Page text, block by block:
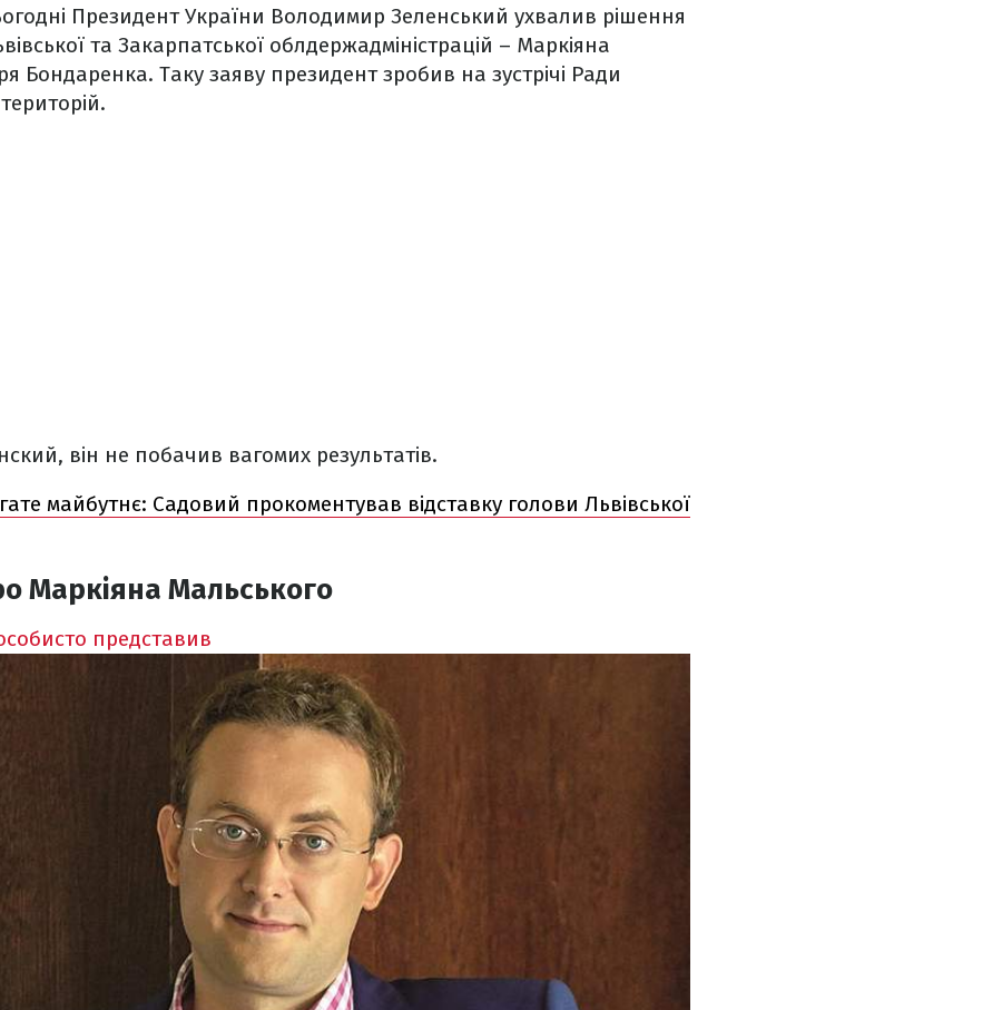
Президент України Володимир Зеленський ухвалив рішення
та Закарпатської облдержадміністрацій – Маркіяна
Бондаренка. Таку заяву президент зробив на зустрічі Ради
він не побачив вагомих результатів.
майбутнє: Садовий прокоментував відставку голови Львівської
Маркіяна Мальського
представив